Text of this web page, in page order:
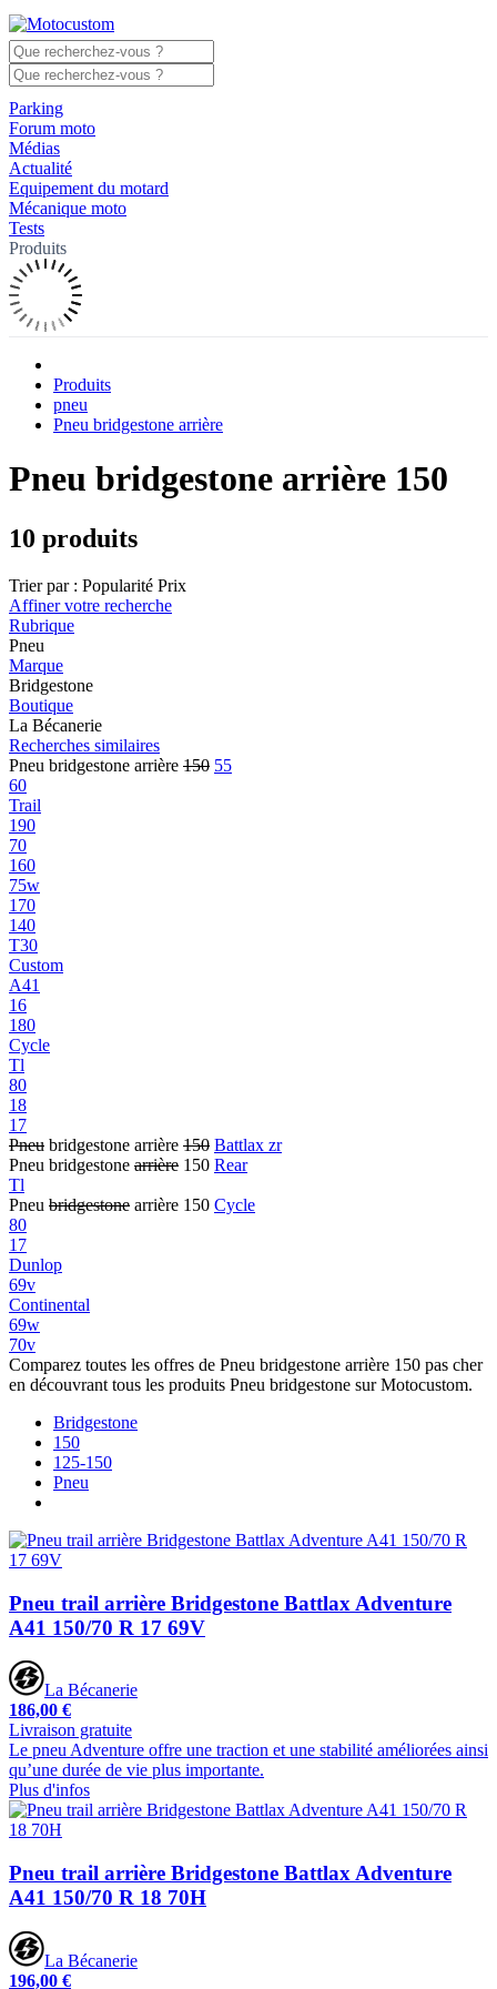
Parking
Forum moto
Médias
Actualité
Equipement du motard
Mécanique moto
Tests
Produits
Produits
pneu
Pneu bridgestone arrière
Pneu bridgestone arrière 150
10 produits
Trier par : Popularité Prix
Affiner votre recherche
Rubrique
Pneu
Marque
Bridgestone
Boutique
La Bécanerie
Recherches similaires
Pneu bridgestone arrière 150 55
60
Trail
190
70
160
75w
170
140
T30
Custom
A41
16
180
Cycle
Tl
80
18
17
Pneu bridgestone arrière 150 Battlax zr
Pneu bridgestone arrière 150 Rear
Tl
Pneu bridgestone arrière 150 Cycle
80
17
Dunlop
69v
Continental
69w
70v
Comparez toutes les offres de Pneu bridgestone arrière 150 pas cher
en découvrant tous les produits Pneu bridgestone sur Motocustom.
Bridgestone
150
125-150
Pneu
Pneu trail arrière Bridgestone Battlax Adventure
A41 150/70 R 17 69V
La Bécanerie
186,00 €
Livraison gratuite
Le pneu Adventure offre une traction et une stabilité améliorées ainsi
qu’une durée de vie plus importante.
Plus d'infos
Pneu trail arrière Bridgestone Battlax Adventure
A41 150/70 R 18 70H
La Bécanerie
196,00 €